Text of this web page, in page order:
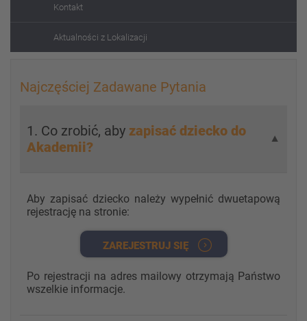
Kontakt
Aktualności z Lokalizacji
Najczęściej Zadawane Pytania
1. Co zrobić, aby zapisać dziecko do
Akademii?
▼
Aby zapisać dziecko należy wypełnić dwuetapową
rejestrację na stronie:
ZAREJESTRUJ SIĘ
Po rejestracji na adres mailowy otrzymają Państwo
wszelkie informacje.